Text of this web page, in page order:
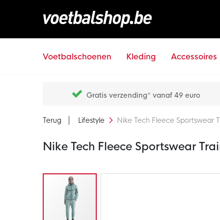
Voetbalschoenen Kleding Accessoires
Gratis verzending* vanaf 49 euro
Terug Lifestyle Nike Tech Fleece Sportswear
Nike Tech Fleece Sportswear
Ga